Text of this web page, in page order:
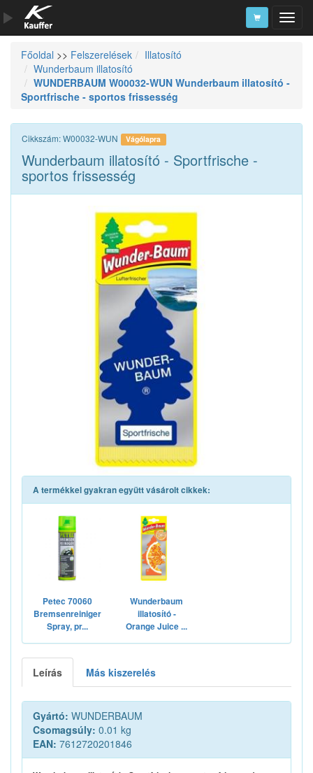
Szerszámkatalógus
Kosár
Főoldal >> Felszerelések
Illatosító
Wunderbaum illatosító
WUNDERBAUM W00032-WUN Wunderbaum illatosító -
Sportfrische - sportos frissesség
Cikkszám: W00032-WUN Vágólapra
Wunderbaum illatosító - Sportfrische -
sportos frissesség
A termékkel gyakran együtt vásárolt cikkek:
Petec 70060
Bremsenreiniger
Spray, pr...
Wunderbaum
illatosító -
Orange Juice ...
Leírás Más kiszerelés
Gyártó: WUNDERBAUM
Csomagsúly: 0.01 kg
EAN: 7612720201846